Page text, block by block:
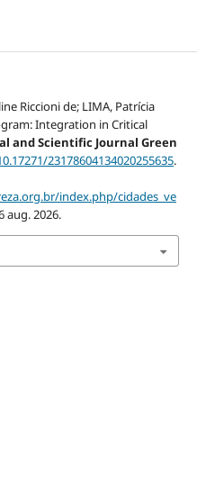
Riccioni de; LIMA, Patrícia
Integration in Critical
and Scientific Journal Green
23178604134020255635.
index.php/cidades_ve
aug. 2026.